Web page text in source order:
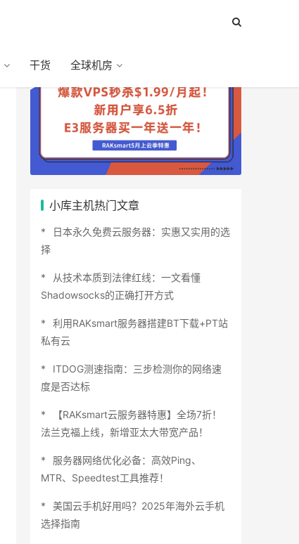
干货 全球机房
小库主机热门文章
日本永久免费云服务器：实惠又实用的选
择
从技术本质到法律红线：一文看懂
Shadowsocks的正确打开方式
利用RAKsmart服务器搭建BT下载+PT站
私有云
ITDOG测速指南：三步检测你的网络速
度是否达标
【RAKsmart云服务器特惠】全场7折！
法兰克福上线，新增亚太大带宽产品！
服务器网络优化必备：高效Ping、
MTR、Speedtest工具推荐！
美国云手机好用吗？2025年海外云手机
选择指南